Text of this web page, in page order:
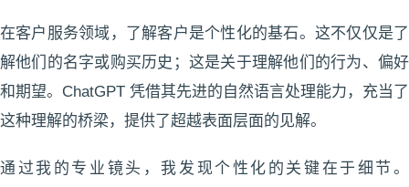
在客户服务领域，了解客户是个性化的基石。这不仅仅是了
解他们的名字或购买历史；这是关于理解他们的行为、偏好
和期望。ChatGPT 凭借其先进的自然语言处理能力，充当了
这种理解的桥梁，提供了超越表面层面的见解。
通过我的专业镜头，我发现个性化的关键在于细节。